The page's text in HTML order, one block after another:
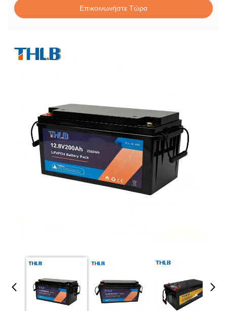
Επικοινωνήστε Τώρα